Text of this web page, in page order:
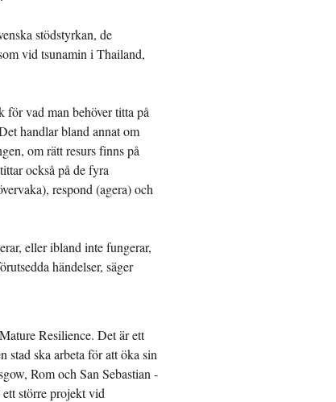
stödstyrkan, de
vid tsunamin i Thailand,
för vad man behöver titta på
handlar bland annat om
om rätt resurs finns på
också på de fyra
respond (agera) och
eller ibland inte fungerar,
händelser, säger
Resilience. Det är ett
stad ska arbeta för att öka sin
Rom och San Sebastian -
större projekt vid